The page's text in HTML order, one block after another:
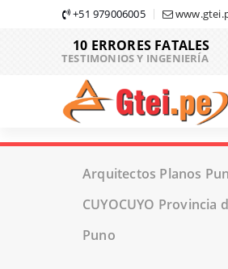
+51 979006005
10 ERRORES FATALES
TESTIMONIOS Y INGENIERÍA
Arquitectos Planos
CUYOCUYO
Puno